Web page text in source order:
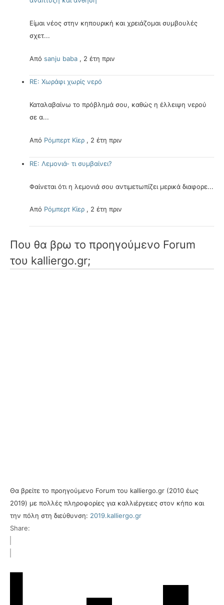
Είμαι νέος στην κηπουρική και χρειάζομαι συμβουλές
σχετ...
Από sanju baba , 2 έτη πριν
RE: Χωράφι χωρίς νερό
Καταλαβαίνω το πρόβλημά σου, καθώς η έλλειψη νερού
σε α...
Από Ρόμπερτ Κίερ , 2 έτη πριν
RE: Λεμονιά- τι συμβαίνει?
Φαίνεται ότι η λεμονιά σου αντιμετωπίζει μερικά διαφορε...
Από Ρόμπερτ Κίερ , 2 έτη πριν
Που θα βρω το προηγούμενο Forum
του kalliergo.gr;
Θα βρείτε το προηγούμενο Forum του kalliergo.gr (2010 έως
2019) με πολλές πληροφορίες για καλλιέργειες στον κήπο και
την πόλη στη διεύθυνση: 2019.kalliergo.gr
Share: